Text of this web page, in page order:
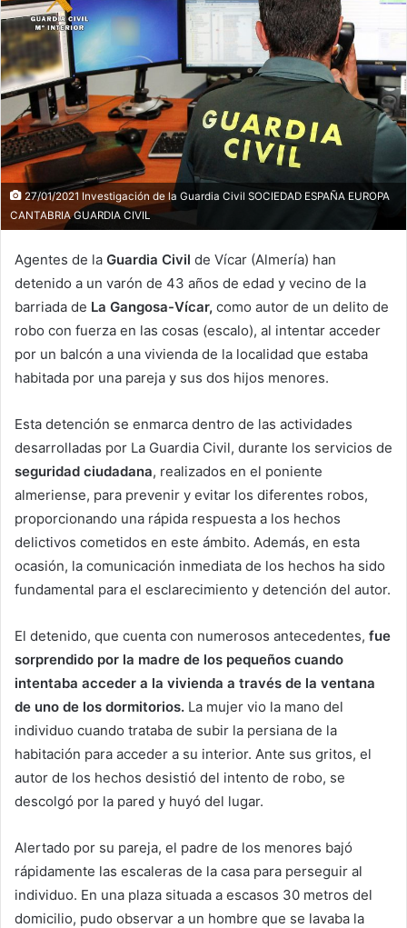
27/01/2021 Investigación de la Guardia Civil SOCIEDAD ESPAÑA EUROPA
CANTABRIA GUARDIA CIVIL
Agentes de la Guardia Civil de Vícar (Almería) han
detenido a un varón de 43 años de edad y vecino de la
barriada de La Gangosa-Vícar, como autor de un delito de
robo con fuerza en las cosas (escalo), al intentar acceder
por un balcón a una vivienda de la localidad que estaba
habitada por una pareja y sus dos hijos menores.
Esta detención se enmarca dentro de las actividades
desarrolladas por La Guardia Civil, durante los servicios de
seguridad ciudadana, realizados en el poniente
almeriense, para prevenir y evitar los diferentes robos,
proporcionando una rápida respuesta a los hechos
delictivos cometidos en este ámbito. Además, en esta
ocasión, la comunicación inmediata de los hechos ha sido
fundamental para el esclarecimiento y detención del autor.
El detenido, que cuenta con numerosos antecedentes, fue
sorprendido por la madre de los pequeños cuando
intentaba acceder a la vivienda a través de la ventana
de uno de los dormitorios. La mujer vio la mano del
individuo cuando trataba de subir la persiana de la
habitación para acceder a su interior. Ante sus gritos, el
autor de los hechos desistió del intento de robo, se
descolgó por la pared y huyó del lugar.
Alertado por su pareja, el padre de los menores bajó
rápidamente las escaleras de la casa para perseguir al
individuo. En una plaza situada a escasos 30 metros del
domicilio, pudo observar a un hombre que se lavaba la